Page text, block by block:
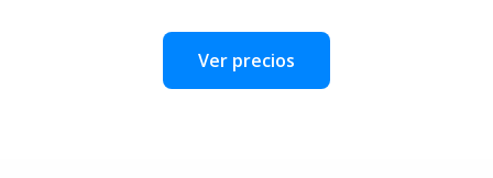
Ver precios